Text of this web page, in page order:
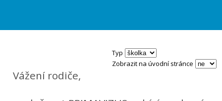
Typ
Zobrazit na úvodní stránce
Vážení rodiče,